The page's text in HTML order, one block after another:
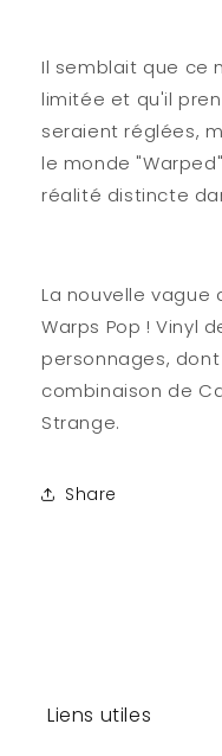
Il semblait que ce
limitée et qu'il
seraient réglées,
le monde
réalité distincte
La nouvelle vague
Warps Pop ! Vinyl
personnages,
combinaison de
Strange.
Share
Liens utiles